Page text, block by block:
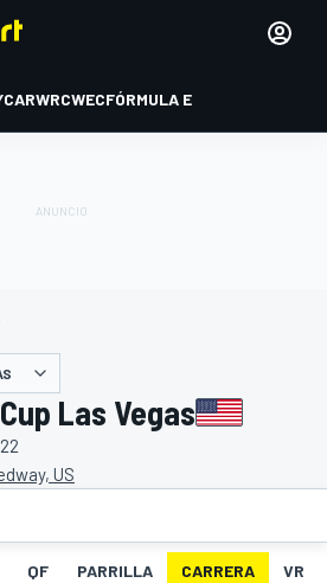
WRCWECFÓRMULA E
Las Vegas
US
QF PARRILLA CARRERA VR